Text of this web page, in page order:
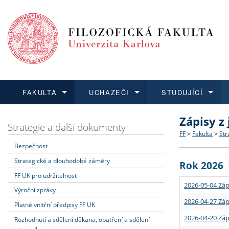
FAKULTA
Dozvědět se více
Struktura
Strategie
Podpora
UCHAZEČI
Podat přihlášku
Co
Učitelské
STUDUJÍCÍ
Dozvědět se více
Rigorózní
Dozvědět se více
O vědě a
Granty a
Dozvědět se více
Aktuální
Strategie a další dokumenty
Bezpečnost
Strategické a dlouhodobé záměry
FF UK pro udržitelnost
Výroční zprávy
Platné vnitřní předpisy FF UK
Rozhodnutí a sdělení děkana, opatření a sdělení
Zápisy
FF > Fakulta >
Rok 2026
2026-05-04
2026-04-27
2026-04-20